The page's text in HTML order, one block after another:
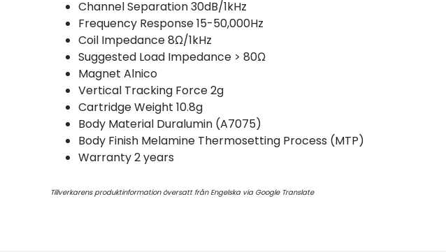
Channel Separation 30dB/1kHz
Frequency Response 15-50,000Hz
Coil Impedance 8Ω/1kHz
Suggested Load Impedance > 80Ω
Magnet Alnico
Vertical Tracking Force 2g
Cartridge Weight 10.8g
Body Material Duralumin (A7075)
Body Finish Melamine Thermosetting Process (MTP)
Warranty 2 years
Tillverkarens produktinformation översatt från Engelska via Google Translate